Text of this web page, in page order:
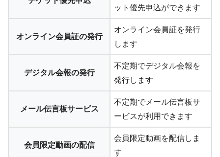
ット優先申込ができます
オンライン会員証の発行
オンライン会員証を発行
します
デジタル会報の発行
不定期でデジタル会報を
発行します
メール伝言板サービス
不定期でメール伝言板サ
ービスが利用できます
会員限定動画の配信
会員限定動画を配信しま
す